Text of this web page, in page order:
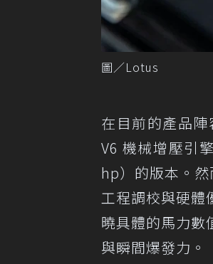
圖／Lotus
在目前的產品
V6 機械增壓引
hp）的版本。
工程調校與硬體
曉具體的馬力數
與瞬間爆發力。